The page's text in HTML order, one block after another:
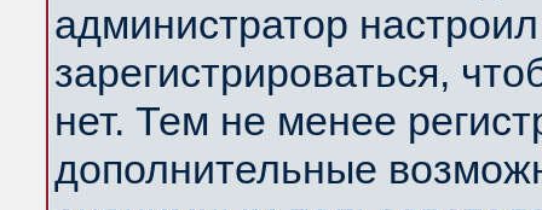
администратор
зарегистрироваться,
нет. Тем не менее
дополнительные